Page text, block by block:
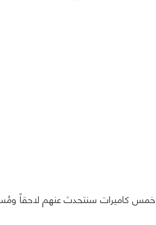
خمس كاميرات سنتحدث عنهم لاحقاً